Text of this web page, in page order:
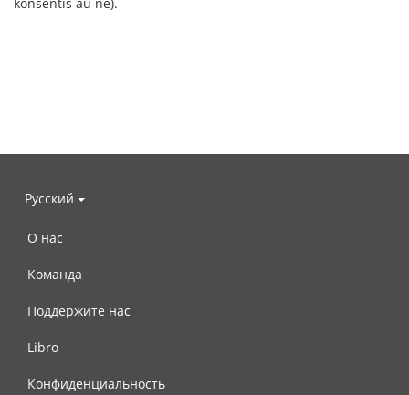
Русский
О нас
Команда
Поддержите нас
Libro
Конфиденциальность